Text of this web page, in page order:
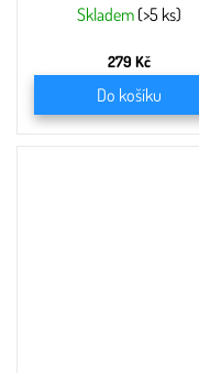
Skladem (>5 ks)
279 Kč
Do košíku